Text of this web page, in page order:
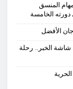
مهام المنسق
دورته الخامسة
الأفضل
شاشة الخبر… رحلة